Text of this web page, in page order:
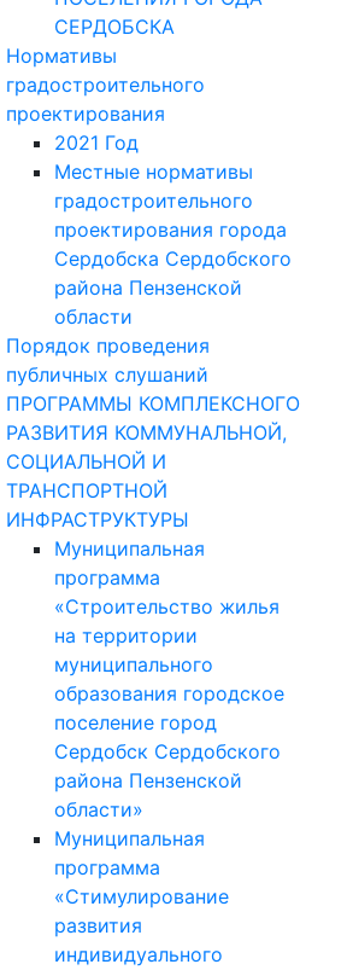
СЕРДОБСКА
Нормативы
градостроительного
проектирования
2021 Год
Местные нормативы
градостроительного
проектирования города
Сердобска Сердобского
района Пензенской
области
Порядок проведения
публичных слушаний
ПРОГРАММЫ КОМПЛЕКСНОГО
РАЗВИТИЯ КОММУНАЛЬНОЙ,
СОЦИАЛЬНОЙ И
ТРАНСПОРТНОЙ
ИНФРАСТРУКТУРЫ
Муниципальная
программа
«Строительство жилья
на территории
муниципального
образования городское
поселение город
Сердобск Сердобского
района Пензенской
области»
Муниципальная
программа
«Стимулирование
развития
индивидуального